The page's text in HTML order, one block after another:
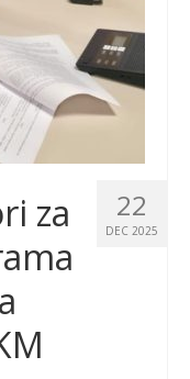
22
DEC 2025
za